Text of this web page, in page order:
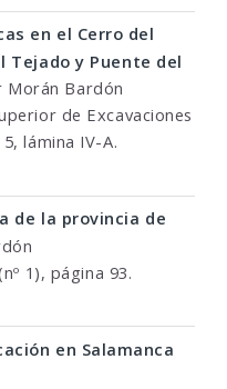
en el Cerro del
Tejado y Puente del
Morán Bardón
de Excavaciones
lámina IV-A.
de la provincia de
1), página 93.
en Salamanca